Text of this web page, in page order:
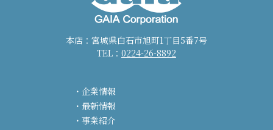
本店：宮城県白石市旭町1丁目5番7号
TEL： 0224-26-8892
企業情報
最新情報
事業紹介